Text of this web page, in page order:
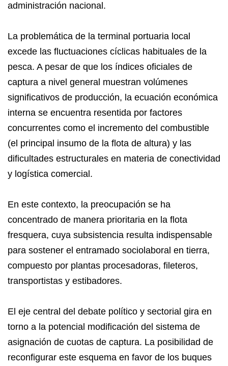
administración nacional.
​La problemática de la terminal portuaria local
excede las fluctuaciones cíclicas habituales de la
pesca. A pesar de que los índices oficiales de
captura a nivel general muestran volúmenes
significativos de producción, la ecuación económica
interna se encuentra resentida por factores
concurrentes como el incremento del combustible
(el principal insumo de la flota de altura) y las
dificultades estructurales en materia de conectividad
y logística comercial.
En este contexto, la preocupación se ha
concentrado de manera prioritaria en la flota
fresquera, cuya subsistencia resulta indispensable
para sostener el entramado sociolaboral en tierra,
compuesto por plantas procesadoras, fileteros,
transportistas y estibadores.
​El eje central del debate político y sectorial gira en
torno a la potencial modificación del sistema de
asignación de cuotas de captura. La posibilidad de
reconfigurar este esquema en favor de los buques